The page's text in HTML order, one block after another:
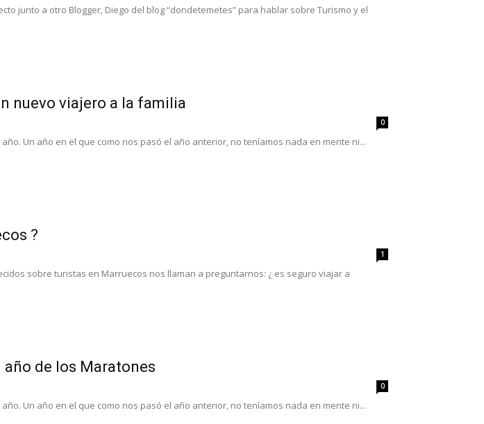
junto a otro Blogger, Diego del blog “dondetemetes” para hablar sobre Turismo y el
nuevo viajero a la familia
0
Un año en el que como nos pasó el año anterior, no teníamos nada en mente ni...
?
1
sobre turistas en Marruecos nos llaman a preguntarnos: ¿ es seguro viajar a
año de los Maratones
0
Un año en el que como nos pasó el año anterior, no teníamos nada en mente ni...